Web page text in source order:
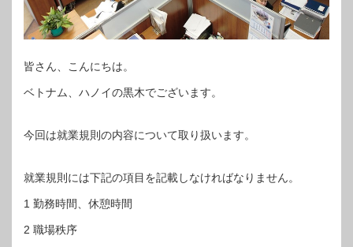
皆さん、こんにちは。
ベトナム、ハノイの黒木でございます。
今回は就業規則の内容について取り扱います。
就業規則には下記の項目を記載しなければなりません。
1 勤務時間、休憩時間
2 職場秩序